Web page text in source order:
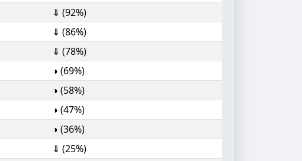
⇓ (92%)
⇓ (86%)
⇓ (78%)
◑ (69%)
◑ (58%)
◑ (47%)
◑ (36%)
⇓ (25%)